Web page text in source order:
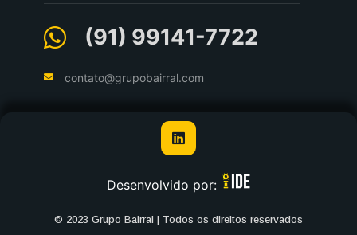
(91) 99141-7722
contato@grupobairral.com
© 2023 Grupo Bairral | Todos os direitos reservados
Desenvolvido por: